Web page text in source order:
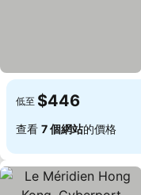
低至 $446
查看 7 個網站的價格